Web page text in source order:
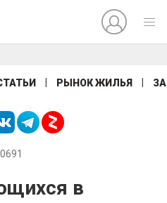
РЫНОК ЖИЛЬЯ
в